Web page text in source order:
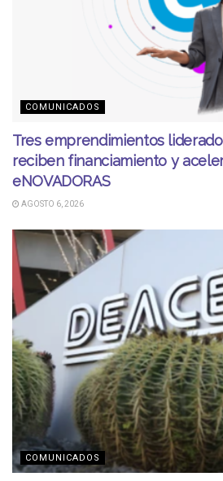
COMUNICADOS
Tres emprendimientos
reciben financiamiento y
eNOVADORAS
AGOSTO 6, 2026
COMUNICADOS